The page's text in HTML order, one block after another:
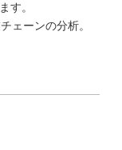
す。
ェーンの分析。